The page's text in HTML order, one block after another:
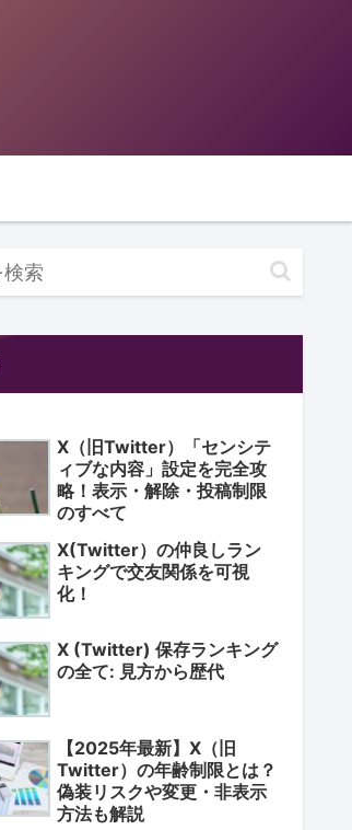
X（旧Twitter）「センシテ
ィブな内容」設定を完全攻
略！表示・解除・投稿制限
のすべて
X(Twitter）の仲良しラン
キングで交友関係を可視
化！
X (Twitter) 保存ランキング
の全て: 見方から歴代
【2025年最新】X（旧
Twitter）の年齢制限とは？
偽装リスクや変更・非表示
方法も解説